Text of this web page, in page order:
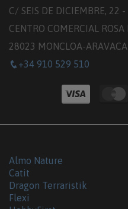
C/ SEIS DE DICIEMBRE, 22 -
CENTRO COMERCIAL
28023 MONCLOA-
+34 910 529 510
Almo Nature
Catit
Dragon Terraristik
Flexi